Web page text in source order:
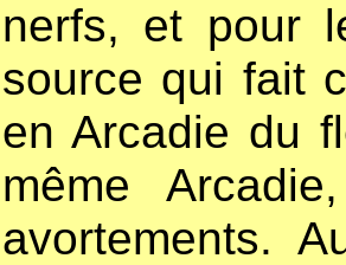
nerfs, et pour
source qui fait
en Arcadie du
même
avortements.